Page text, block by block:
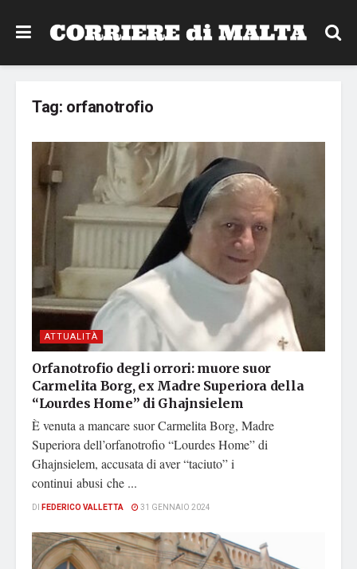
Tag: orfanotrofio
ATTUALITÀ
Orfanotrofio degli orrori: muore suor
Carmelita Borg, ex Madre Superiora della
“Lourdes Home” di Ghajnsielem
È venuta a mancare suor Carmelita Borg, Madre
Superiora dell’orfanotrofio “Lourdes Home” di
Ghajnsielem, accusata di aver “taciuto” i
continui abusi che ...
DI FEDERICO VALLETTA 31 GENNAIO 2024